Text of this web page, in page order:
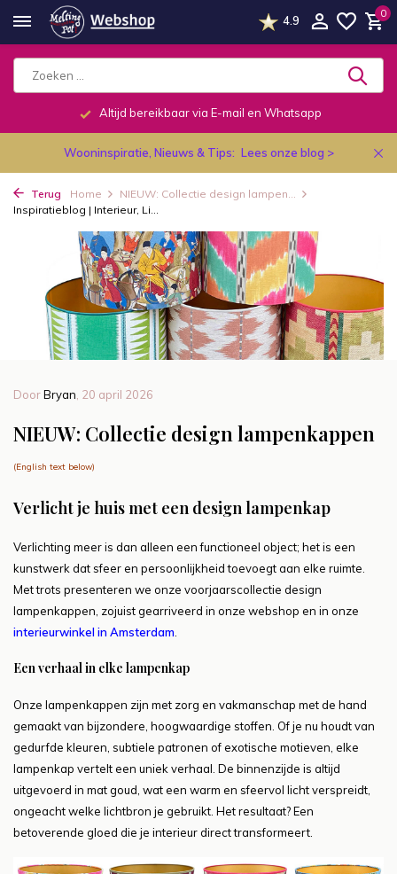
4.9
0
Altijd bereikbaar via E-mail en Whatsapp
Wooninspiratie, Nieuws & Tips: Lees onze blog >
Terug Home
NIEUW: Collectie design lampen...
Inspiratieblog | Interieur, Li...
DoorBryan , 20 april 2026
NIEUW: Collectie design lampenkappen
(English text below)
Verlicht je huis met een design lampenkap
Verlichting meer is dan alleen een functioneel object; het is een
kunstwerk dat sfeer en persoonlijkheid toevoegt aan elke ruimte.
Met trots presenteren we onze voorjaarscollectie design
lampenkappen, zojuist gearriveerd in onze webshop en in onze
interieurwinkel in Amsterdam
Een verhaal in elke lampenkap
Onze lampenkappen zijn met zorg en vakmanschap met de hand
gemaakt van bijzondere, hoogwaardige stoffen. Of je nu houdt van
gedurfde kleuren, subtiele patronen of exotische motieven, elke
lampenkap vertelt een uniek verhaal. De binnenzijde is altijd
uitgevoerd in mat goud, wat een warm en sfeervol licht verspreidt,
ongeacht welke lichtbron je gebruikt. Het resultaat? Een
betoverende gloed die je interieur direct transformeert.